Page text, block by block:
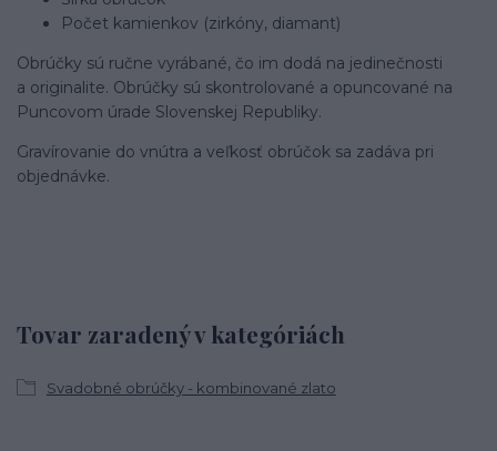
Počet kamienkov (zirkóny, diamant)
Obrúčky sú ručne vyrábané, čo im dodá na jedinečnosti
a originalite. Obrúčky sú skontrolované a opuncované na
Puncovom úrade Slovenskej Republiky.
Gravírovanie do vnútra a veľkosť obrúčok sa zadáva pri
objednávke.
Tovar zaradený v kategóriách
Svadobné obrúčky - kombinované zlato